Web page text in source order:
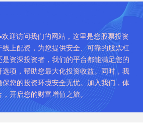
迎访问我们的网站，这里是您股票投资
上配资，为您提供安全、可靠的股票杠
资深投资者，我们的平台都能满足您的
项，帮助您最大化投资收益。同时，我
您的投资环境安全无忧。加入我们，体
开启您的财富增值之旅。